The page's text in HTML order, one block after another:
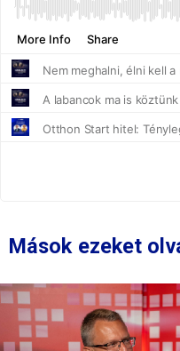
Mások ezeket